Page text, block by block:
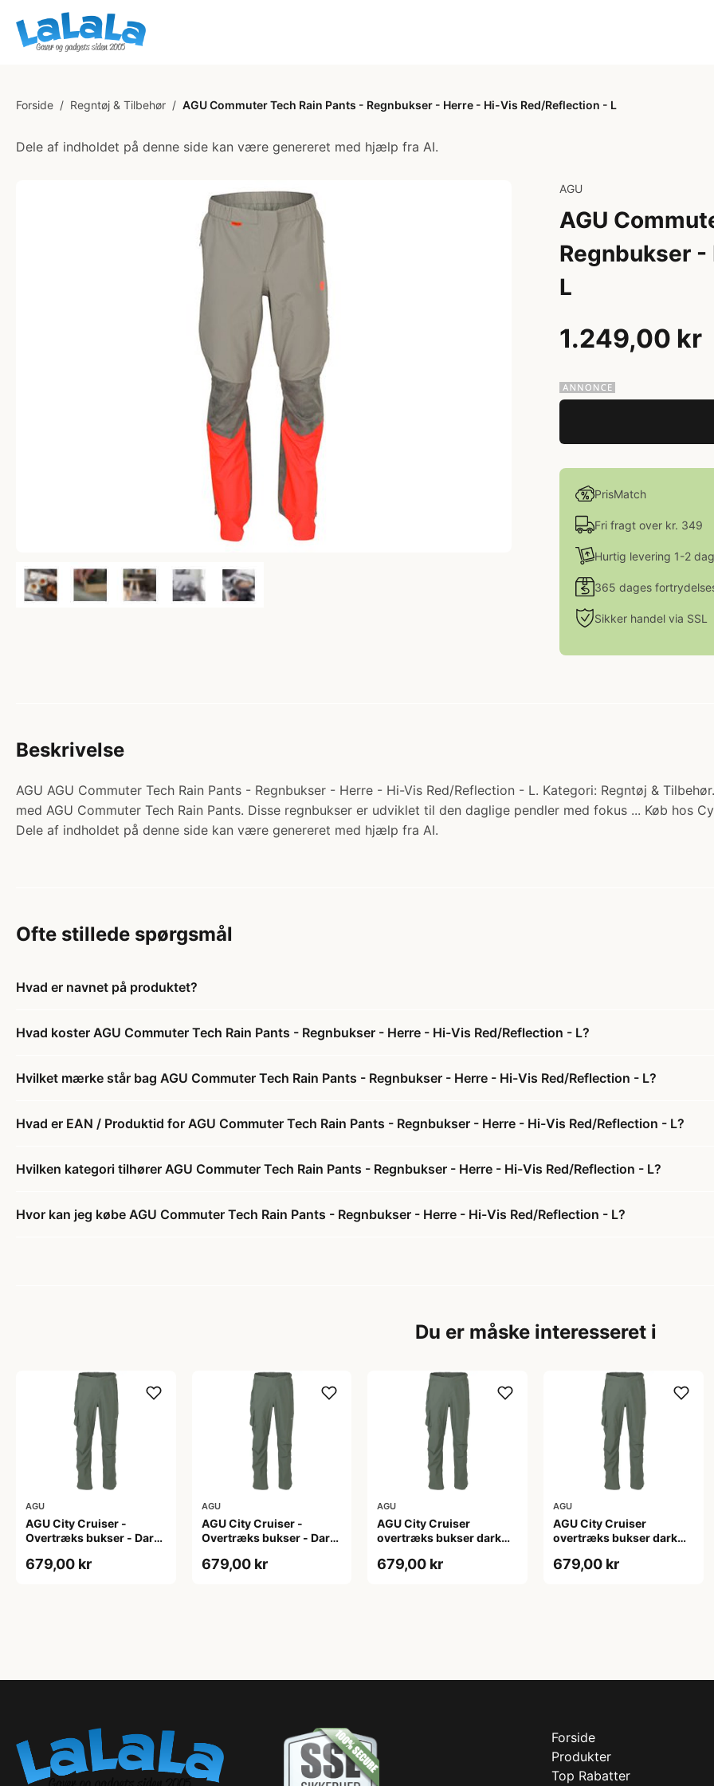
Forside / Regntøj & Tilbehør / AGU Commuter Tech Rain Pants - Regnbukser - Herre - Hi-Vis Red/Reflection - L
Dele af indholdet på denne side kan være genereret med hjælp fra AI.
AGU
AGU
Regnbukser
L
1.249,00 kr
PrisMatch
Fri fragt over kr. 349
Hurtig levering 1-2
365 dages
Sikker handel via SSL
Beskrivelse
AGU AGU Commuter Tech Rain Pants - Regnbukser - Herre - Hi-Vis Red/Reflection - L. Kategori: Regntøj &
med AGU Commuter Tech Rain Pants. Disse regnbukser er udviklet til den daglige pendler med fokus ... Køb hos
Dele af indholdet på denne side kan være genereret med hjælp fra AI.
Ofte stillede spørgsmål
Hvad er navnet på produktet?
Hvad koster AGU Commuter Tech Rain Pants - Regnbukser - Herre - Hi-Vis Red/Reflection - L?
Hvilket mærke står bag AGU Commuter Tech Rain Pants - Regnbukser - Herre - Hi-Vis Red/Reflection - L?
Hvad er EAN / Produktid for AGU Commuter Tech Rain Pants - Regnbukser - Herre - Hi-Vis Red/Reflection - L?
Hvilken kategori tilhører AGU Commuter Tech Rain Pants - Regnbukser - Herre - Hi-Vis Red/Reflection - L?
Hvor kan jeg købe AGU Commuter Tech Rain Pants - Regnbukser - Herre - Hi-Vis Red/Reflection - L?
Du er måske interesseret i
AGU
AGU City Cruiser -
Overtræks bukser - Dark
679,00 kr
AGU
AGU City Cruiser -
Overtræks bukser - Dark
679,00 kr
AGU
AGU City Cruiser
overtræks bukser dark
679,00 kr
AGU
AGU City Cruiser
overtræks bukser dark
679,00 kr
Forside
Produkter
Top Rabatter